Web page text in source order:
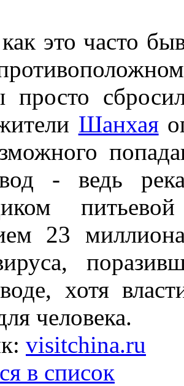
это часто
просто
Шанхая
- ведь
23
хотя
человека.
visitchina.ru
в список